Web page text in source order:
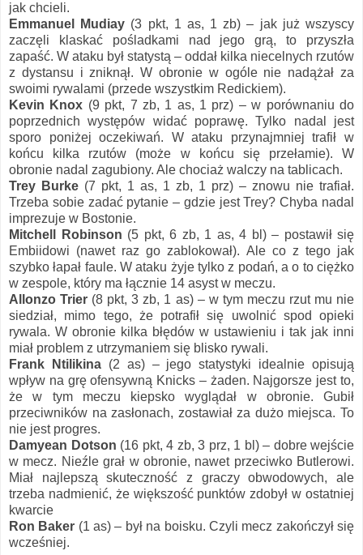
jak chcieli.
Emmanuel Mudiay (3 pkt, 1 as, 1 zb) – jak już wszyscy
zaczęli klaskać pośladkami nad jego grą, to przyszła
zapaść. W ataku był statystą – oddał kilka niecelnych rzutów
z dystansu i zniknął. W obronie w ogóle nie nadążał za
swoimi rywalami (przede wszystkim Redickiem).
Kevin Knox (9 pkt, 7 zb, 1 as, 1 prz) – w porównaniu do
poprzednich występów widać poprawę. Tylko nadal jest
sporo poniżej oczekiwań. W ataku przynajmniej trafił w
końcu kilka rzutów (może w końcu się przełamie). W
obronie nadal zagubiony. Ale chociaż walczy na tablicach.
Trey Burke (7 pkt, 1 as, 1 zb, 1 prz) – znowu nie trafiał.
Trzeba sobie zadać pytanie – gdzie jest Trey? Chyba nadal
imprezuje w Bostonie.
Mitchell Robinson (5 pkt, 6 zb, 1 as, 4 bl) – postawił się
Embiidowi (nawet raz go zablokował). Ale co z tego jak
szybko łapał faule. W ataku żyje tylko z podań, a o to ciężko
w zespole, który ma łącznie 14 asyst w meczu.
Allonzo Trier (8 pkt, 3 zb, 1 as) – w tym meczu rzut mu nie
siedział, mimo tego, że potrafił się uwolnić spod opieki
rywala. W obronie kilka błędów w ustawieniu i tak jak inni
miał problem z utrzymaniem się blisko rywali.
Frank Ntilikina(2 as) – jego statystyki idealnie opisują
wpływ na grę ofensywną Knicks – żaden. Najgorsze jest to,
że w tym meczu kiepsko wyglądał w obronie. Gubił
przeciwników na zasłonach, zostawiał za dużo miejsca. To
nie jest progres.
Damyean Dotson (16 pkt, 4 zb, 3 prz, 1 bl) – dobre wejście
w mecz. Nieźle grał w obronie, nawet przeciwko Butlerowi.
Miał najlepszą skuteczność z graczy obwodowych, ale
trzeba nadmienić, że większość punktów zdobył w ostatniej
kwarcie
Ron Baker (1 as) – był na boisku. Czyli mecz zakończył się
wcześniej.